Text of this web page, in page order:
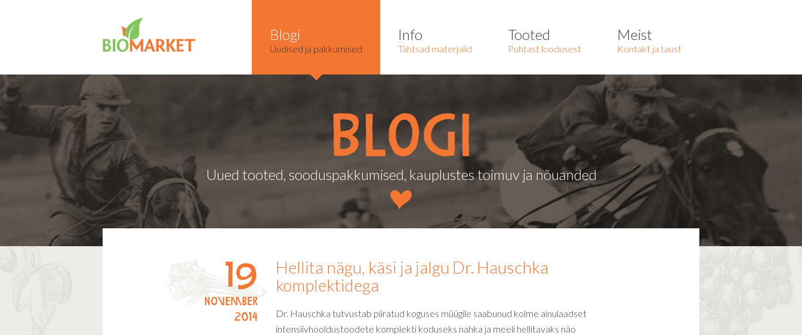
Blogi
Uudised ja pakkumised
Info
Tähtsad materjalid
Tooted
Puhtast loodusest
Meist
Kontakt ja taust
Blogi
Uued tooted, sooduspakkumised, kauplustes toimuv ja nõuanded
19
november
2014
Hellita nägu, käsi ja jalgu Dr. Hauschka
komplektidega
Dr. Hauschka tutvustab piiratud koguses müügile saabunud kolme ainulaadset
intensiivhooldustoodete komplekti koduseks nahka ja meeli hellitavaks näo